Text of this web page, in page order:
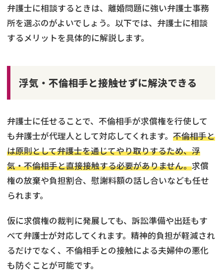
弁護士に相談するときは、離婚問題に強い弁護士事務
所を選ぶのがよいでしょう。以下では、弁護士に相談
するメリットを具体的に解説します。
浮気・不倫相手と接触せずに解決できる
弁護士に任せることで、不倫相手が求償権を行使して
も弁護士が代理人として対応してくれます。 不倫相手と
は原則として弁護士を通じてやり取りするため、浮
気・不倫相手と直接接触する必要がありません。求償
権の放棄や負担割合、慰謝料額の話し合いなども任せ
られます。
仮に求償権の裁判に発展しても、訴訟準備や出廷もす
べて弁護士が対応してくれます。精神的負担が軽減され
るだけでなく、不倫相手との接触による夫婦仲の悪化
も防ぐことが可能です。